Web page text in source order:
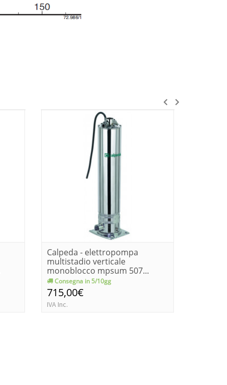
Calpeda - elettropompa
multistadio verticale
monoblocco mpsum 507...
Consegna in 5/10gg
715,00€
IVA Inc.